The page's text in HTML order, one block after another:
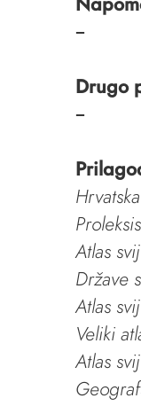
–
Drugo
–
Atlas
Države
Atlas
Veliki
Atlas